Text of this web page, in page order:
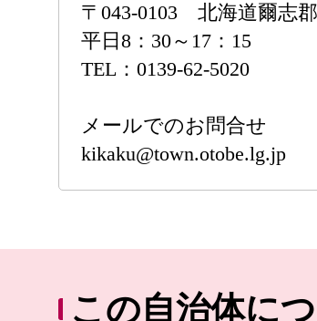
〒043-0103 北海道爾志
平日8：30～17：15
TEL：0139-62-5020
メールでのお問合せ
kikaku@town.otobe.lg.jp
この自治体に